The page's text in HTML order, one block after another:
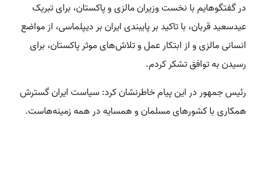
در گفتگوهایم با نخست وزیران مالزی و پاکستان، برای تبریک
عیدسعید قربان، با تاکید بر پایبندی ایران بر دیپلماسی، از مواضع
انسانی مالزی و از ابتکار عمل و تلاش‌های موثر پاکستان، برای
رسیدن به توافق تشکر کردم.
رئیس جمهور در این پیام خاطرنشان کرد: سیاست ایران گسترش
همکاری با کشورهای مسلمان و همسایه در همه زمینه‌هاست.